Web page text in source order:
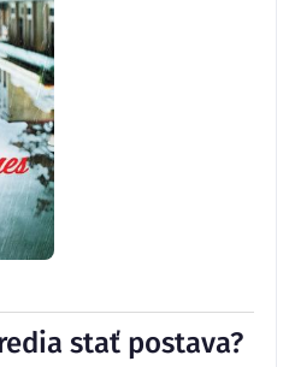
stať postava?